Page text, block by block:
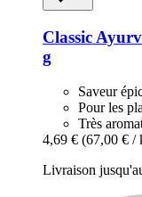
Classic
g
Saveur
Pour les
Très
4,69 € (67,00 € /
Livraison